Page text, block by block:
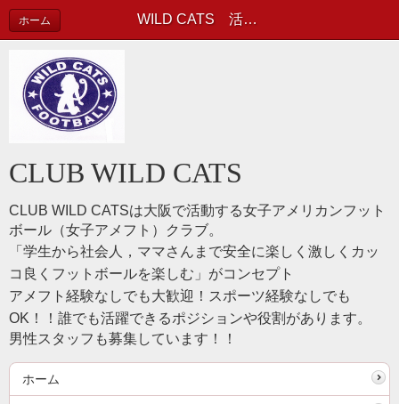
WILD CATS 活動レポート
ホーム
CLUB WILD CATS
CLUB WILD CATSは大阪で活動する女子アメリカンフット
ボール（女子アメフト）クラブ。
「学生から社会人，ママさんまで安全に楽しく激しくカッ
コ良くフットボールを楽しむ」がコンセプト
アメフト経験なしでも大歓迎！スポーツ経験なしでも
OK！！誰でも活躍できるポジションや役割があります。
男性スタッフも募集しています！！
ホーム